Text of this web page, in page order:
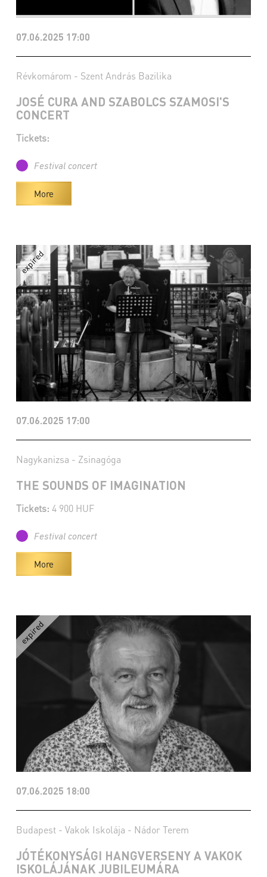
07.06.2025 17:00
Révkomárom - Szent András Bazilika
JOSÉ CURA AND SZABOLCS SZAMOSI'S
CONCERT
Tickets:
Festival concert
More
07.06.2025 17:00
Nagykanizsa - Zsinagóga
THE SOUNDS OF IMAGINATION
Tickets: 4 900 HUF
Festival concert
More
07.06.2025 18:00
Budapest - Vakok Iskolája - Nádor Terem
JÓTÉKONYSÁGI HANGVERSENY A VAKOK
ISKOLÁJÁNAK JUBILEUMÁRA